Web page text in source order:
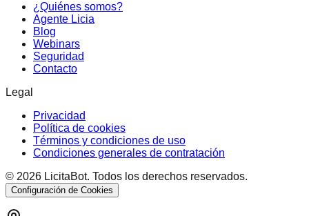
¿Quiénes somos?
Agente Licia
Blog
Webinars
Seguridad
Contacto
Legal
Privacidad
Política de cookies
Términos y condiciones de uso
Condiciones generales de contratación
© 2026 LicitaBot. Todos los derechos reservados.
Configuración de Cookies